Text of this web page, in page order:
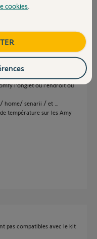
des capteurs de
les piles)
l’onglet ou l’endroit où
/ home/ senarii / et …
température sur les Amy
pas compatibles avec le kit
cookies